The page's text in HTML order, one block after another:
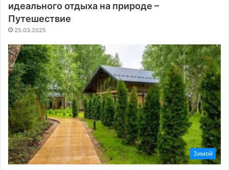
идеального отдыха на природе –
Путешествие
25.03.2025
Зимой